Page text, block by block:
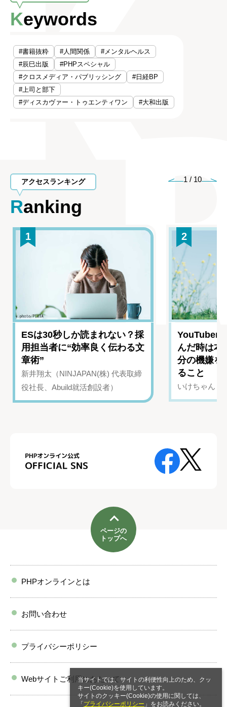
当サイトでは、サイトの利便性向上のため、クッ
キー(Cookie)を使用しています。
サイトのクッキー(Cookie)の使用に関しては、
「 プライバシーポリシー 」をお読みください。
Keywords
#書籍抜粋 #人間関係
#メンタルヘルス
#辰巳出版
#PHPスペシャル
#クロスメディア・パブリッシング
#日経BP
#上司と部下
#ディスカヴァー・トゥエンティワン
#大和出版
アクセスランキング
Ranking
1 / 10
1
ESは30秒しか読まれない？採
用担当者に“効率良く伝わる文
章術”
新井翔太（NINJAPAN(株) 代表取締
役社長、Abuild就活創設者）
2
YouTuber
んだ時は
分の機嫌を
ること
いけちゃん（
ページの
トップへ
PHPオンラインとは
お問い合わせ
プライバシーポリシー
Webサイトご利用にあたって